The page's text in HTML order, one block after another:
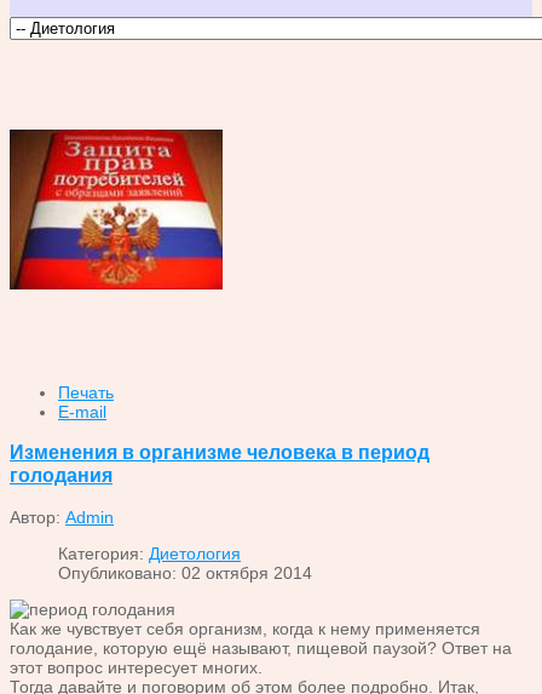
Печать
E-mail
Изменения в организме человека в период
голодания
Автор: Admin
Категория: Диетология
Опубликовано: 02 октября 2014
Как же чувствует себя организм, когда к нему применяется
голодание, которую ещё называют, пищевой паузой? Ответ на
этот вопрос интересует многих.
Тогда давайте и поговорим об этом более подробно. Итак,